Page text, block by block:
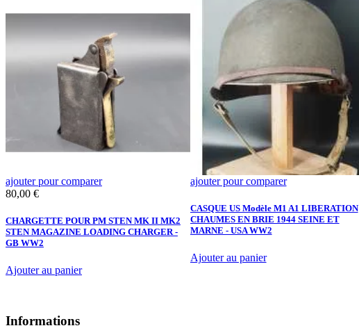
ajouter pour comparer
Prix
80,00 €
CHARGETTE POUR PM STEN MK II MK2
STEN MAGAZINE LOADING CHARGER -
GB WW2
Ajouter au panier
ajouter pour comparer
CASQUE US Modèle M1 A1 LIBERATION
CHAUMES EN BRIE 1944 SEINE ET
MARNE - USA WW2
Ajouter au panier
Informations